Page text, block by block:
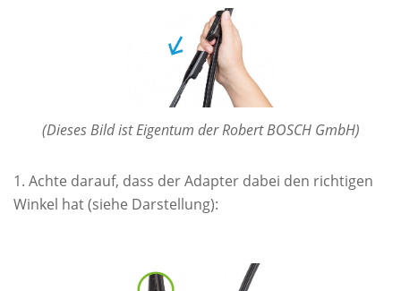
(Dieses Bild ist Eigentum der Robert BOSCH GmbH)
Achte darauf, dass der Adapter dabei den richtigen
Winkel hat (siehe Darstellung):